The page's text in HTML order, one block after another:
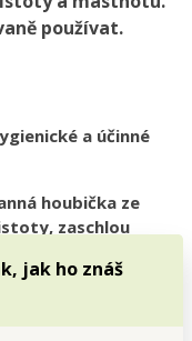
jak ho znáš
používat.
a účinné
houbička ze
zaschlou
použitelná–